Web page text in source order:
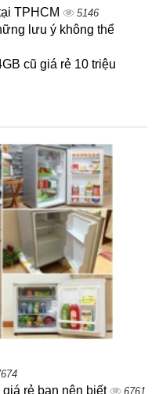
TPHCM 5146
lưu ý không thể
cũ giá rẻ 10 triệu
rẻ bạn nên biết 6761